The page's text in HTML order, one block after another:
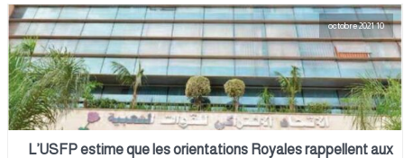
10 octobre 2021
L’USFP estime que les orientations Royales rappellent aux